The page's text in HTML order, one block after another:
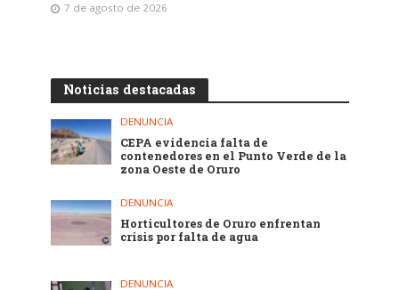
7 de agosto de 2026
Noticias destacadas
DENUNCIA
CEPA evidencia falta de
contenedores en el Punto Verde de la
zona Oeste de Oruro
DENUNCIA
Horticultores de Oruro enfrentan
crisis por falta de agua
DENUNCIA